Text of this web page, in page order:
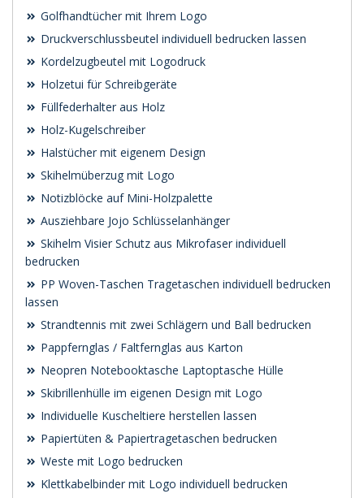
Golfhandtücher mit Ihrem Logo
Druckverschlussbeutel individuell bedrucken lassen
Kordelzugbeutel mit Logodruck
Holzetui für Schreibgeräte
Füllfederhalter aus Holz
Holz-Kugelschreiber
Halstücher mit eigenem Design
Skihelmüberzug mit Logo
Notizblöcke auf Mini-Holzpalette
Ausziehbare Jojo Schlüsselanhänger
Skihelm Visier Schutz aus Mikrofaser individuell
bedrucken
PP Woven-Taschen Tragetaschen individuell bedrucken
lassen
Strandtennis mit zwei Schlägern und Ball bedrucken
Pappfernglas / Faltfernglas aus Karton
Neopren Notebooktasche Laptoptasche Hülle
Skibrillenhülle im eigenen Design mit Logo
Individuelle Kuscheltiere herstellen lassen
Papiertüten & Papiertragetaschen bedrucken
Weste mit Logo bedrucken
Klettkabelbinder mit Logo individuell bedrucken